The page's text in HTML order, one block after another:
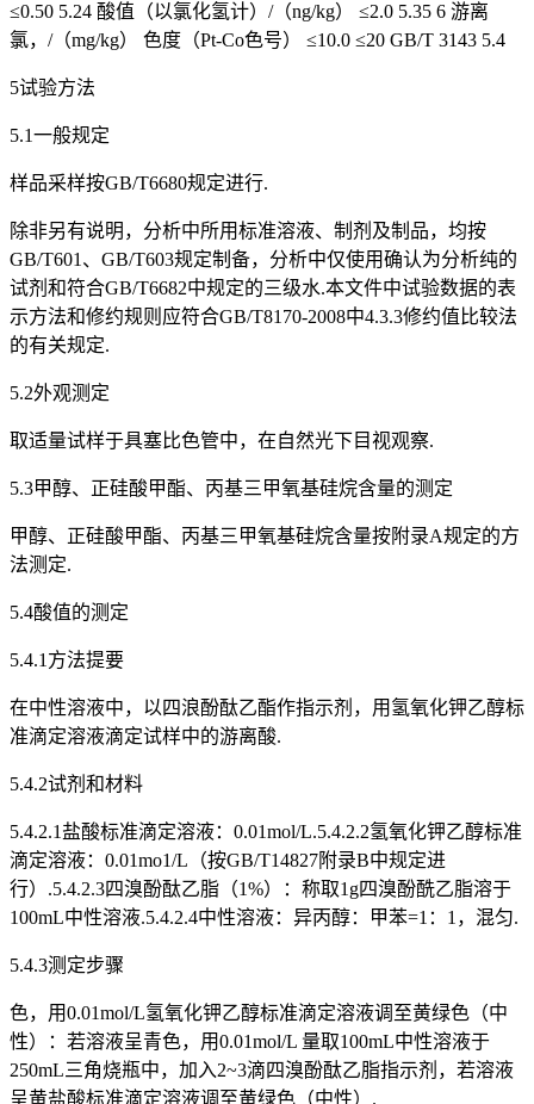
≤0.50 5.24 酸值（以氯化氢计）/（ng/kg） ≤2.0 5.35 6 游离
氯，/（mg/kg） 色度（Pt-Co色号） ≤10.0 ≤20 GB/T 3143 5.4
5试验方法
5.1一般规定
样品采样按GB/T6680规定进行.
除非另有说明，分析中所用标准溶液、制剂及制品，均按
GB/T601、GB/T603规定制备，分析中仅使用确认为分析纯的
试剂和符合GB/T6682中规定的三级水.本文件中试验数据的表
示方法和修约规则应符合GB/T8170-2008中4.3.3修约值比较法
的有关规定.
5.2外观测定
取适量试样于具塞比色管中，在自然光下目视观察.
5.3甲醇、正硅酸甲酯、丙基三甲氧基硅烷含量的测定
甲醇、正硅酸甲酯、丙基三甲氧基硅烷含量按附录A规定的方
法测定.
5.4酸值的测定
5.4.1方法提要
在中性溶液中，以四浪酚酞乙酯作指示剂，用氢氧化钾乙醇标
准滴定溶液滴定试样中的游离酸.
5.4.2试剂和材料
5.4.2.1盐酸标准滴定溶液：0.01mol/L.5.4.2.2氢氧化钾乙醇标准
滴定溶液：0.01mo1/L（按GB/T14827附录B中规定进
行）.5.4.2.3四溴酚酞乙脂（1%）：称取1g四溴酚酰乙脂溶于
100mL中性溶液.5.4.2.4中性溶液：异丙醇：甲苯=1：1，混匀.
5.4.3测定步骤
色，用0.01mol/L氢氧化钾乙醇标准滴定溶液调至黄绿色（中
性）：若溶液呈青色，用0.01mol/L 量取100mL中性溶液于
250mL三角烧瓶中，加入2~3滴四溴酚酞乙脂指示剂，若溶液
呈黄盐酸标准滴定溶液调至黄绿色（中性）.